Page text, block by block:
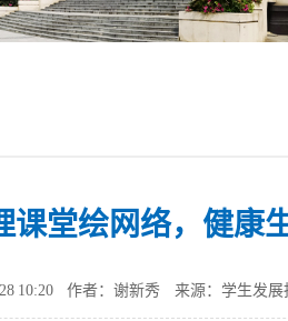
课堂绘网络，健康
10:20 作者：谢新秀 来源：学生发展